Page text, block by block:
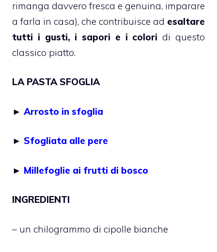
rimanga davvero fresca e genuina, imparare
a farla in casa), che contribuisce ad esaltare
tutti i gusti, i sapori e i colori di questo
classico piatto.
LA PASTA SFOGLIA
► Arrosto in sfoglia
► Sfogliata alle pere
► Millefoglie ai frutti di bosco
INGREDIENTI
– un chilogrammo di cipolle bianche